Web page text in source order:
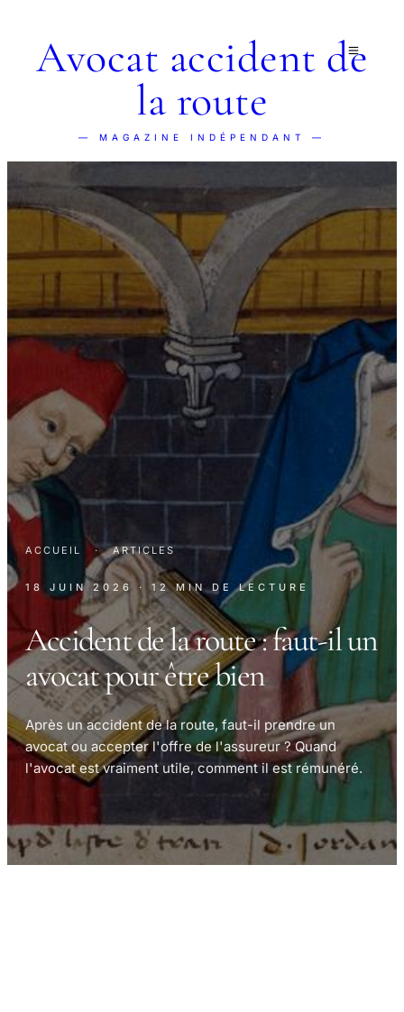
Avocat accident de
la route
— MAGAZINE INDÉPENDANT —
ACCUEIL · ARTICLES
18 JUIN 2026 · 12 MIN DE LECTURE
Accident de la route : faut-il un
avocat pour être bien
Après un accident de la route, faut-il prendre un
avocat ou accepter l'offre de l'assureur ? Quand
l'avocat est vraiment utile, comment il est rémunéré.